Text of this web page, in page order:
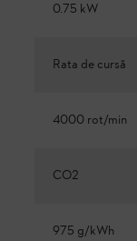
0.75 kW
Rata de cursă
4000 rot/min
CO2
975 g/kWh